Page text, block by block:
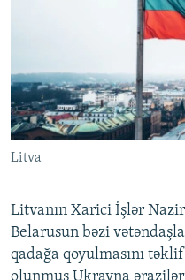
Litva
Litvanın Xarici İşlər
Belarusun bəzi
qadağa qoyulmasını